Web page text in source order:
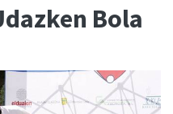
Bola